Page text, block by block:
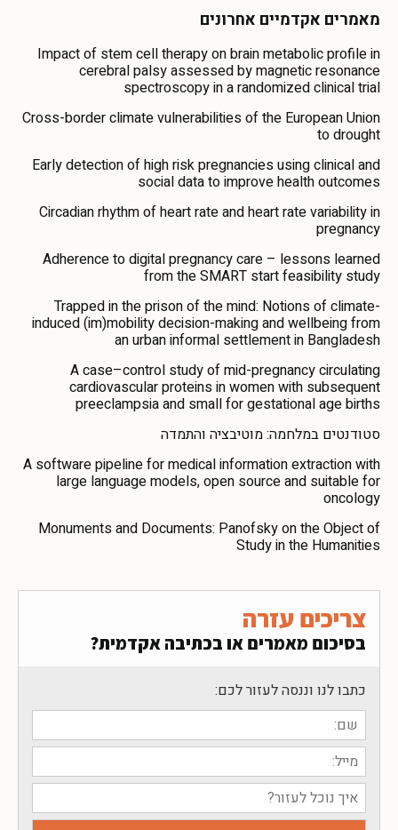
מאמרים אקדמיים אחרונים
Impact of stem cell therapy on brain metabolic profile in
cerebral palsy assessed by magnetic resonance
spectroscopy in a randomized clinical trial
Cross-border climate vulnerabilities of the European Union
to drought
Early detection of high risk pregnancies using clinical and
social data to improve health outcomes
Circadian rhythm of heart rate and heart rate variability in
pregnancy
Adherence to digital pregnancy care – lessons learned
from the SMART start feasibility study
Trapped in the prison of the mind: Notions of climate-
induced (im)mobility decision-making and wellbeing from
an urban informal settlement in Bangladesh
A case–control study of mid-pregnancy circulating
cardiovascular proteins in women with subsequent
preeclampsia and small for gestational age births
סטודנטים במלחמה: מוטיבציה והתמדה
A software pipeline for medical information extraction with
large language models, open source and suitable for
oncology
Monuments and Documents: Panofsky on the Object of
Study in the Humanities
צריכים עזרה
בסיכום מאמרים או בכתיבה אקדמית?
כתבו לנו וננסה לעזור לכם: